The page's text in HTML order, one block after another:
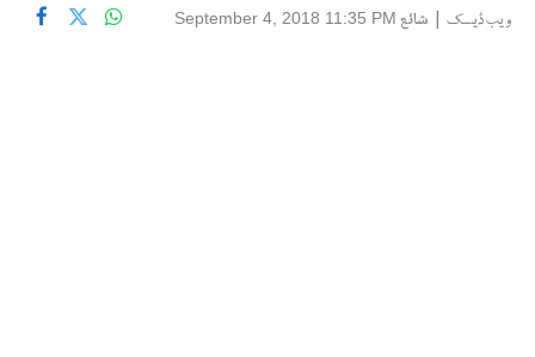
ویب ڈیسک | شائع September 4, 2018 11:35 PM